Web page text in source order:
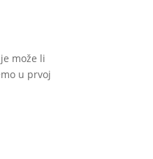
može li
u prvoj